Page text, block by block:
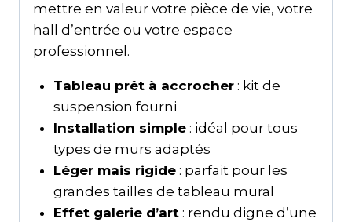
mettre en valeur votre pièce de vie, votre
hall d’entrée ou votre espace
professionnel.
Tableau prêt à accrocher: kit de
suspension fourni
Installation simple: idéal pour tous
types de murs adaptés
Léger mais rigide: parfait pour les
grandes tailles de tableau mural
Effet galerie d’art: rendu digne d’une